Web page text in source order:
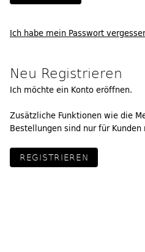
Ich habe mein Passwort
Neu Registrieren
Ich möchte ein Konto eröffnen.
Zusätzliche Funktionen wie die
Bestellungen sind nur für
REGISTRIEREN